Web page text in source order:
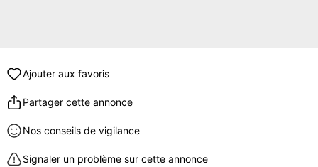
Ajouter aux favoris
Partager cette annonce
Nos conseils de vigilance
Signaler un problème sur cette annonce